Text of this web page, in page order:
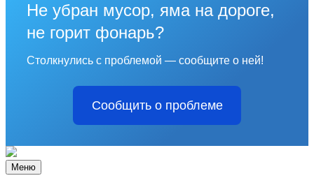
Не убран мусор, яма на дороге,
не горит фонарь?
Столкнулись с проблемой — сообщите о ней!
Сообщить о проблеме
Меню